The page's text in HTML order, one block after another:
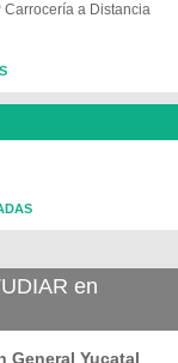
Carrocería a Distancia
en
General Yucatal